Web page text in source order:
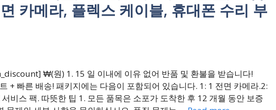
카메라, 플렉스 케이블, 휴대폰 수리 부
₩(원) 1. 15 일 이내에 이유 없어 반품 및 환불을 받습니다!
+ 빠른 배송! 패키지에는 다음이 포함되어 있습니다. 1: 1 전면 카메라.2:
비스 팩. 따뜻한 팁 1. 모든 품목은 소포가 도착한 후 12 개월 동안 보증